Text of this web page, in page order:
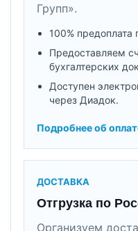
Групп».
100% предоплата
Предоставляем
бухгалтерских
Доступен
через Диадок.
Подробнее об
ДОСТАВКА
Отгрузка по
Организуем